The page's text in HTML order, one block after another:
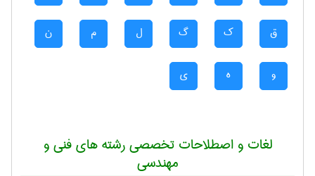
ق ک گ ل م ن
و ه ی
لغات و اصطلاحات تخصصی رشته های فنی و
مهندسی